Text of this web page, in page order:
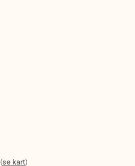
(se kart)